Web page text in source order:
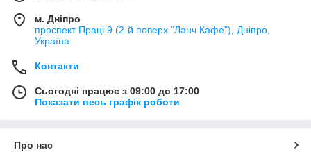
м. Дніпро
проспект Праці 9 (2-й поверх "Ланч Кафе"), Дніпро,
Україна
Контакти
Сьогодні працює з 09:00 до 17:00
Показати весь графік роботи
Про нас